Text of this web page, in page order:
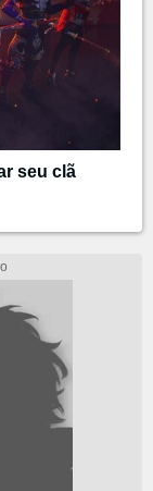
seu clã